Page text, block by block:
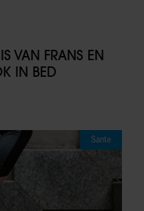
VAN FRANS EN
IN BED
Sante